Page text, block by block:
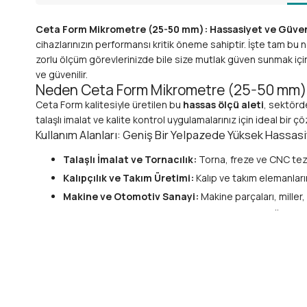
Ceta Form Mikrometre (25-50 mm): Hassasiyet ve
cihazlarınızın performansı kritik öneme sahiptir. İşte tam bu
zorlu ölçüm görevlerinizde bile size mutlak güven sunmak için
ve güvenilir.
Neden Ceta Form Mikrometre (25-50
Ceta Form kalitesiyle üretilen bu hassas ölçü aleti,
talaşlı imalat ve kalite kontrol uygulamalarınız için ideal bir
Kullanım Alanları: Geniş Bir Yelpazede Yüksek
Talaşlı İmalat ve Tornacılık: Torna, freze ve CNC
Kalıpçılık ve Takım Üretimi: Kalıp ve takım
Makine ve Otomotiv Sanayi: Makine parçaları,
Üretim